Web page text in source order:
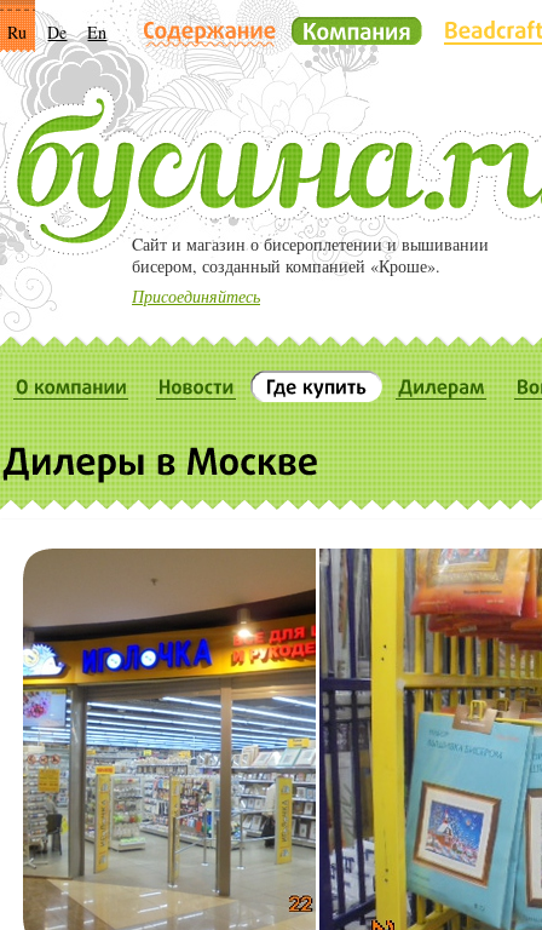
Ru De En
Cайт и магазин о бисероплетении и вышивании
бисером, созданный компанией «Кроше».
Присоединяйтесь